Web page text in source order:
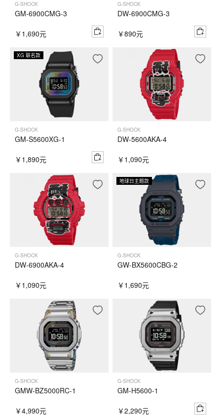
G-SHOCK
GM-6900CMG-3
￥1,690元
G-SHOCK
DW-6900CMG-3
￥890元
XG 联名款
G-SHOCK
GM-S5600XG-1
￥1,890元
G-SHOCK
DW-5600AKA-4
￥1,090元
G-SHOCK
DW-6900AKA-4
￥1,090元
地球日主题款
G-SHOCK
GW-BX5600CBG-2
￥1,690元
G-SHOCK
GMW-BZ5000RC-1
￥4,990元
G-SHOCK
GM-H5600-1
￥2,290元